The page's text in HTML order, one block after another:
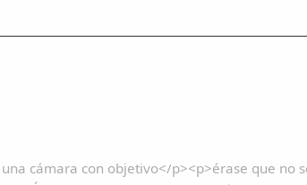
cámara con objetivo</p><p>érase que no